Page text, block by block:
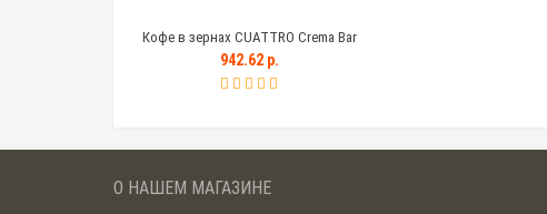
Кофе в зернах CUATTRO Crema Bar
942.62 р.
О НАШЕМ МАГАЗИНЕ